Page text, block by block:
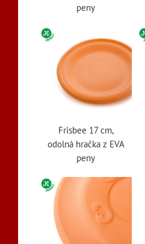
peny
Frisbee 17 cm,
odolná hračka z EVA
peny